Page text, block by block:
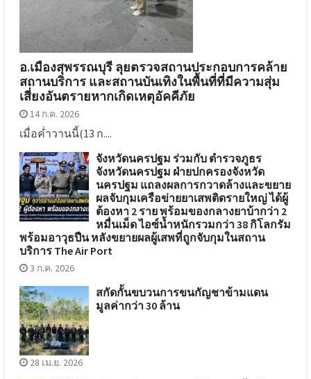
อ.เมืองสุพรรณบุรี ลุยตรวจสถานประกอบการคล้าย
สถานบริการ และสถานบันเทิงในพื้นที่ที่มีความสุ่ม
เสี่ยงอันตรายหากเกิดเหตุอัคคีภัย
14 ก.ค. 2026
เมื่อค่ำวานนี้(13 ก....
จังหวัดนครปฐม ร่วมกับ ตำรวจภูธร
จังหวัดนครปฐม ฝ่ายปกครองจังหวัด
นครปฐม แถลงผลการกวาดล้างและขยาย
ผลจับกุมเครือข่ายยาเสพติดรายใหญ่ ได้ผู้
ต้องหา 2 ราย พร้อมของกลางยาบ้ากว่า 2
หมื่นเม็ด ไอซ์น้ำหนักรวมกว่า 38 กิโลกรัม
พร้อมอาวุธปืน หลังขยายผลผู้เสพที่ถูกจับกุมในสถาน
บริการ The Air Port
3 ก.ค. 2026
สกัดกั้นขบวนการขนกัญชาข้ามแดน
มูลค่ากว่า 30 ล้าน
28 เม.ย. 2026